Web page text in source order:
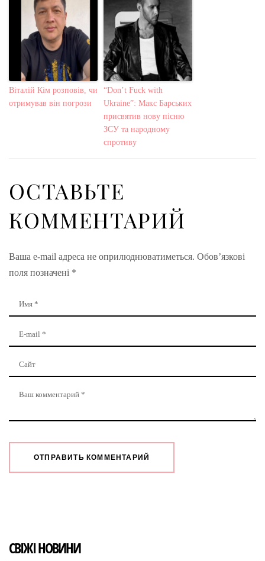
Віталій Кім розповів, чи
отримував він погрози
“Don’t Fuck with
Ukraine”: Макс Барських
присвятив нову пісню
ЗСУ та народному
спротиву
ОСТАВЬТЕ
КОММЕНТАРИЙ
Ваша e-mail адреса не оприлюднюватиметься. Обов’язкові
поля позначені *
СВІЖІ НОВИНИ